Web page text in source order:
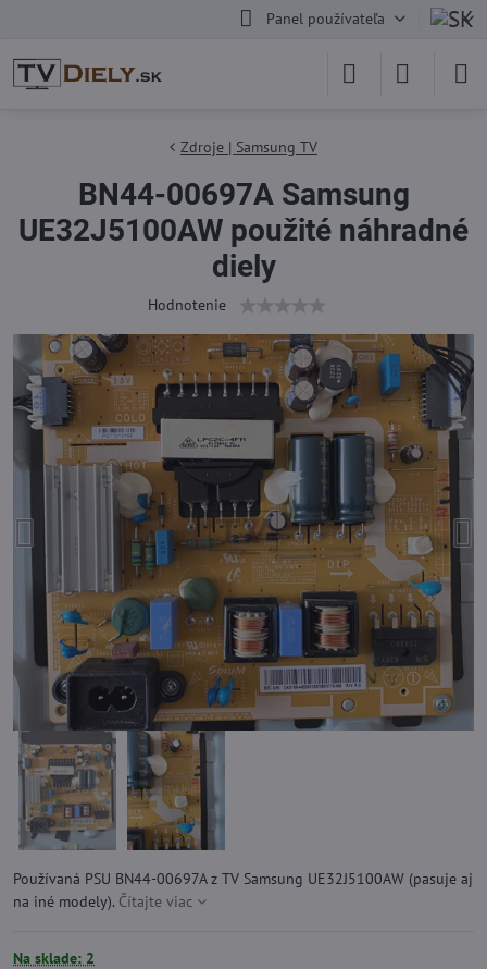
Panel používateľa
Zdroje | Samsung TV
BN44-00697A Samsung
UE32J5100AW použité náhradné
diely
Hodnotenie
Používaná PSU BN44-00697A z TV Samsung UE32J5100AW (pasuje aj
na iné modely). Čítajte viac
Na sklade: 2